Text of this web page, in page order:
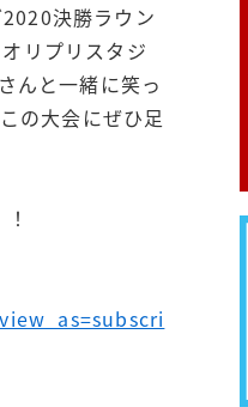
決勝ラウン
リプリスタジ
んと一緒に笑っ
の大会にぜひ足